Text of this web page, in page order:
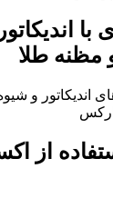
طلا
اندیکاتور و
از